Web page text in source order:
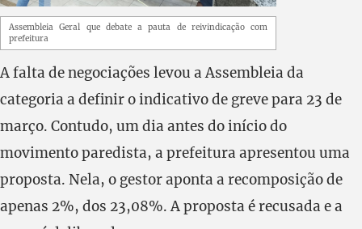
Assembleia Geral que debate a pauta de reivindicação com
prefeitura
A falta de negociações levou a Assembleia da
categoria a definir o indicativo de greve para 23 de
março. Contudo, um dia antes do início do
movimento paredista, a prefeitura apresentou uma
proposta. Nela, o gestor aponta a recomposição de
apenas 2%, dos 23,08%. A proposta é recusada e a